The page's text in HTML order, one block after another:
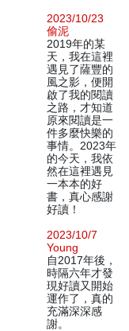
2023/10/23
偷泥
2019年的某
天，我在這裡
遇見了薩豐的
風之影，便開
啟了我的閱讀
之路，才知道
原來閱讀是一
件多麼快樂的
事情。2023年
的今天，我依
然在這裡遇見
一本本的好
書，真心感謝
好讀！
2023/10/7
Young
自2017年後，
時隔六年才發
現好讀又開始
運作了，真的
充滿深深感
謝。